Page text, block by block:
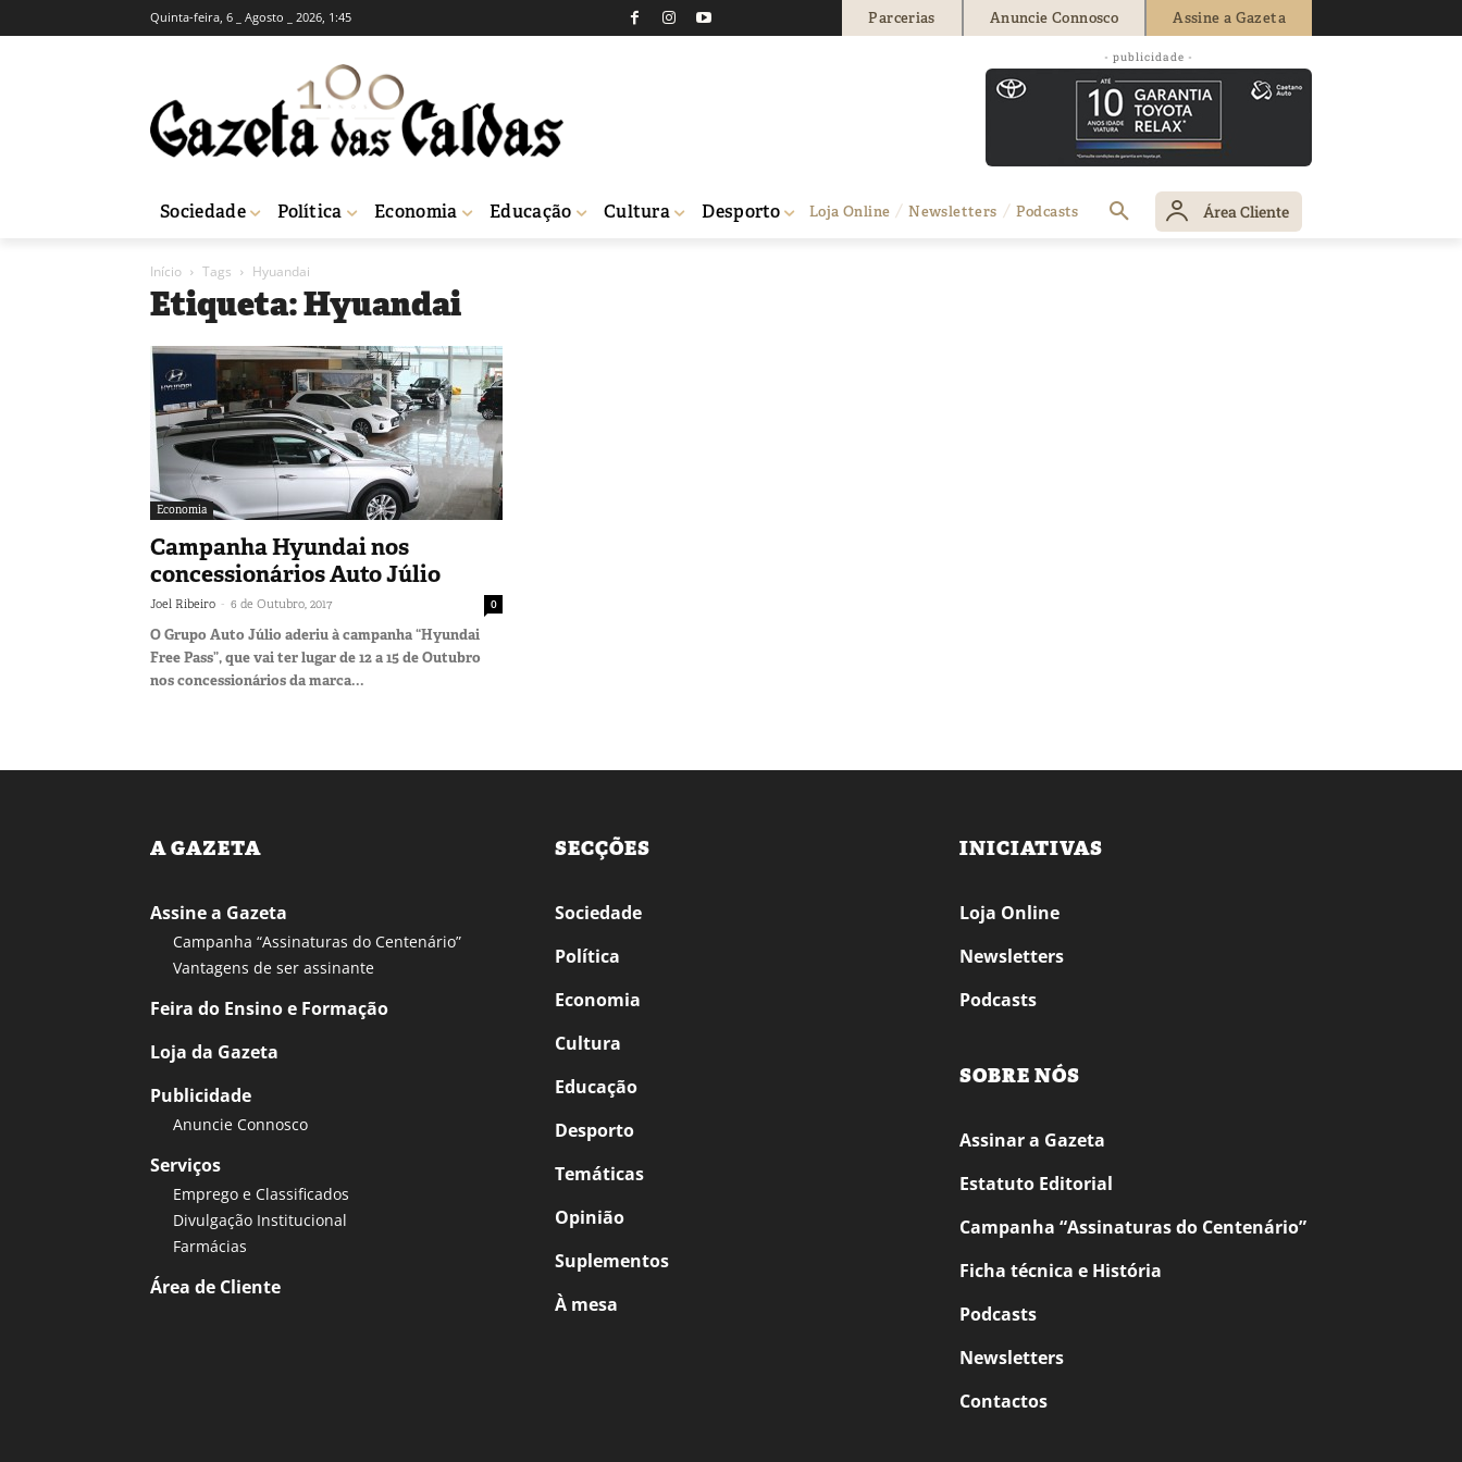
Quinta-feira, 6 _ Agosto _ 2026, 1:45 Parcerias Anuncie Connosco Assine a Gazeta
- publicidade -
Sociedade Política Economia Educação Cultura Desporto Loja Online Newsletters Podcasts Área Cliente
Início Tags Hyuandai
Etiqueta: Hyuandai
Economia
Campanha Hyundai nos
concessionários Auto Júlio
Joel Ribeiro - 6 de Outubro, 2017 0
O Grupo Auto Júlio aderiu à campanha “Hyundai
Free Pass”, que vai ter lugar de 12 a 15 de Outubro
nos concessionários da marca...
A GAZETA
Assine a Gazeta
Campanha “Assinaturas do Centenário”
Vantagens de ser assinante
Feira do Ensino e Formação
Loja da Gazeta
Publicidade
Anuncie Connosco
Serviços
Emprego e Classificados
Divulgação Institucional
Farmácias
Área de Cliente
SECÇÕES
Sociedade
Política
Economia
Cultura
Educação
Desporto
Temáticas
Opinião
Suplementos
À mesa
INICIATIVAS
Loja Online
Newsletters
Podcasts
SOBRE NÓS
Assinar a Gazeta
Estatuto Editorial
Campanha “Assinaturas do Centenário”
Ficha técnica e História
Podcasts
Newsletters
Contactos